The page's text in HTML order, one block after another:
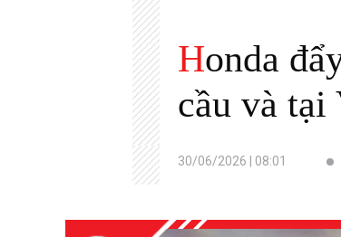
Honda đẩy mạnh sử dụng vật liệu tái chế trên dải xe máy toàn
cầu và tại
30/06/2026 | 08:01